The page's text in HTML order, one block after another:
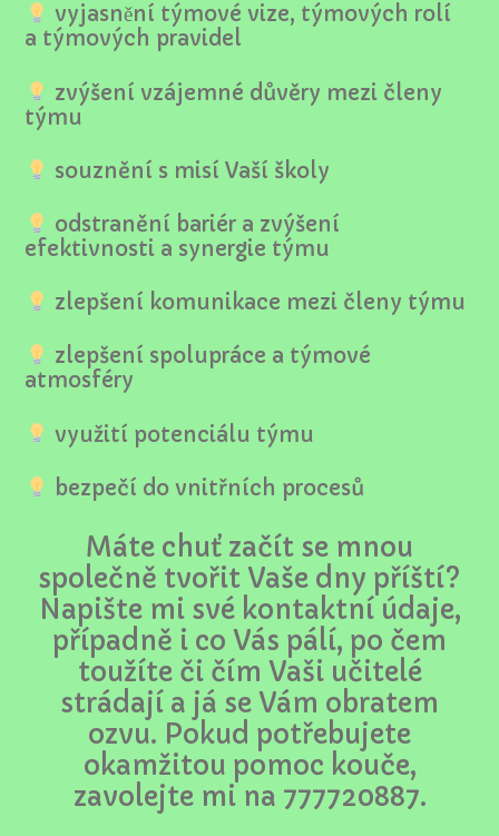
vyjasnění týmové vize, týmových rolí
a týmových pravidel
zvýšení vzájemné důvěry mezi členy
týmu
souznění s misí Vaší školy
odstranění bariér a zvýšení
efektivnosti a synergie týmu
zlepšení komunikace mezi členy týmu
zlepšení spolupráce a týmové
atmosféry
využití potenciálu týmu
bezpečí do vnitřních procesů
Máte chuť začít se mnou
společně tvořit Vaše dny příští?
Napište mi své kontaktní údaje,
případně i co Vás pálí, po čem
toužíte či čím Vaši učitelé
strádají a já se Vám obratem
ozvu. Pokud potřebujete
okamžitou pomoc kouče,
zavolejte mi na 777720887.